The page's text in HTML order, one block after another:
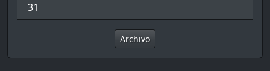
31
Archivo